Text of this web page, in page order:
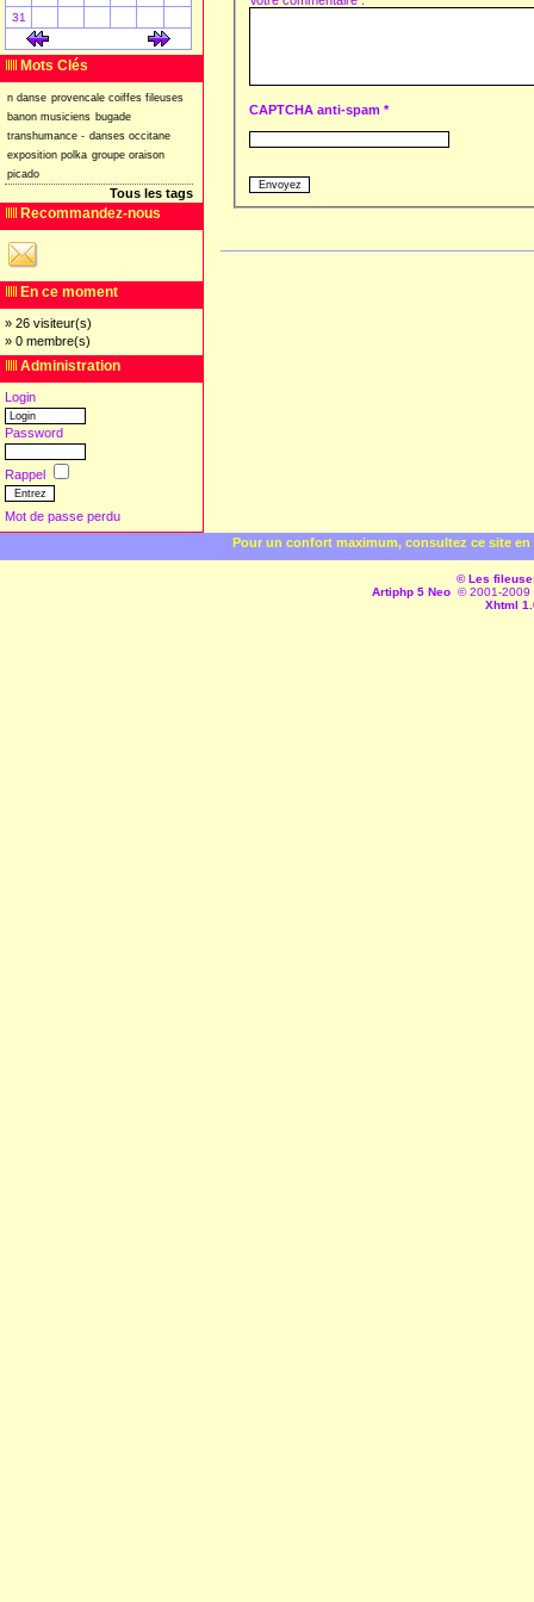
31
Mots Clés
n danse provencale coiffes fileuses
banon musiciens bugade
transhumance - danses occitane
exposition polka groupe oraison
picado
Tous les tags
Recommandez-nous
En ce moment
» 26 visiteur(s)
» 0 membre(s)
Administration
Login
Password
Rappel
Mot de passe perdu
CAPTCHA anti-spam *
Pour un confort maximum, consultez ce site
© Les
Artiphp 5 Neo © 2001-2009
Xhtml